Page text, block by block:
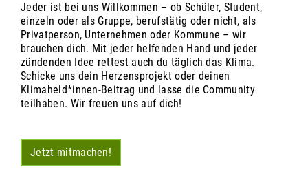
Jeder ist bei uns Willkommen – ob Schüler, Student,
einzeln oder als Gruppe, berufstätig oder nicht, als
Privatperson, Unternehmen oder Kommune – wir
brauchen dich. Mit jeder helfenden Hand und jeder
zündenden Idee rettest auch du täglich das Klima.
Schicke uns dein Herzensprojekt oder deinen
Klimaheld*innen-Beitrag und lasse die Community
teilhaben. Wir freuen uns auf dich!
Jetzt mitmachen!